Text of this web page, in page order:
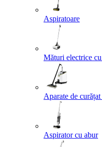
Aspiratoare
Mături electrice
Aparate de
Aspirator cu abur